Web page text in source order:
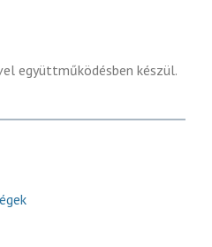
együttműködésben készül.